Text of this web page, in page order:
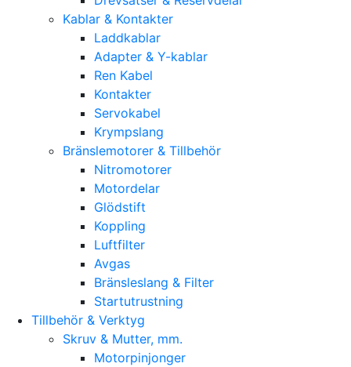
Kablar & Kontakter
Laddkablar
Adapter & Y-kablar
Ren Kabel
Kontakter
Servokabel
Krympslang
Bränslemotorer & Tillbehör
Nitromotorer
Motordelar
Glödstift
Koppling
Luftfilter
Avgas
Bränsleslang & Filter
Startutrustning
Tillbehör & Verktyg
Skruv & Mutter, mm.
Motorpinjonger